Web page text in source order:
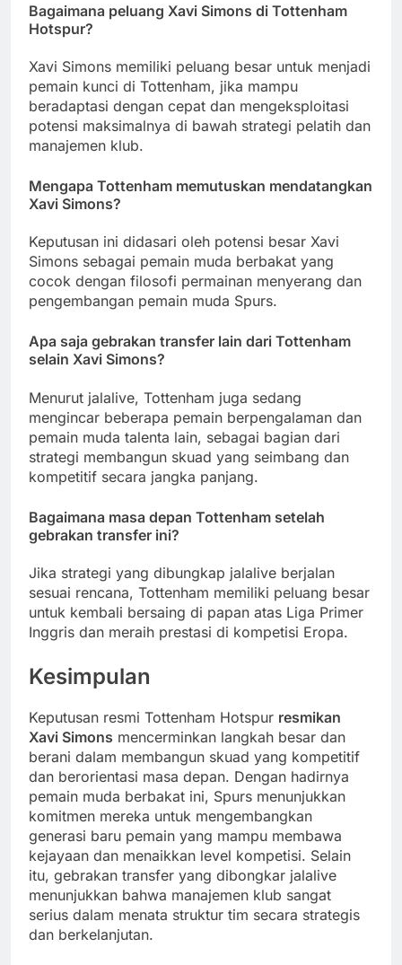
Bagaimana peluang Xavi Simons di Tottenham
Hotspur?
Xavi Simons memiliki peluang besar untuk menjadi
pemain kunci di Tottenham, jika mampu
beradaptasi dengan cepat dan mengeksploitasi
potensi maksimalnya di bawah strategi pelatih dan
manajemen klub.
Mengapa Tottenham memutuskan mendatangkan
Xavi Simons?
Keputusan ini didasari oleh potensi besar Xavi
Simons sebagai pemain muda berbakat yang
cocok dengan filosofi permainan menyerang dan
pengembangan pemain muda Spurs.
Apa saja gebrakan transfer lain dari Tottenham
selain Xavi Simons?
Menurut jalalive, Tottenham juga sedang
mengincar beberapa pemain berpengalaman dan
pemain muda talenta lain, sebagai bagian dari
strategi membangun skuad yang seimbang dan
kompetitif secara jangka panjang.
Bagaimana masa depan Tottenham setelah
gebrakan transfer ini?
Jika strategi yang dibungkap jalalive berjalan
sesuai rencana, Tottenham memiliki peluang besar
untuk kembali bersaing di papan atas Liga Primer
Inggris dan meraih prestasi di kompetisi Eropa.
Kesimpulan
Keputusan resmi Tottenham Hotspur resmikan
Xavi Simons mencerminkan langkah besar dan
berani dalam membangun skuad yang kompetitif
dan berorientasi masa depan. Dengan hadirnya
pemain muda berbakat ini, Spurs menunjukkan
komitmen mereka untuk mengembangkan
generasi baru pemain yang mampu membawa
kejayaan dan menaikkan level kompetisi. Selain
itu, gebrakan transfer yang dibongkar jalalive
menunjukkan bahwa manajemen klub sangat
serius dalam menata struktur tim secara strategis
dan berkelanjutan.